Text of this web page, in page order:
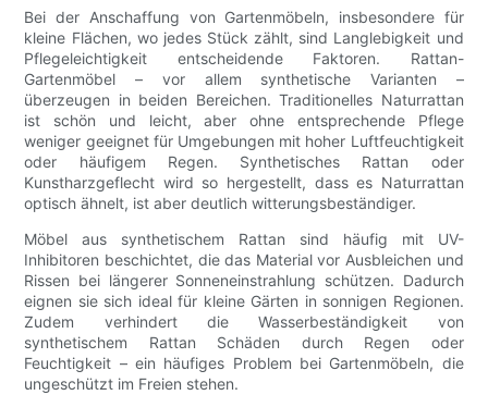
Bei der Anschaffung von Gartenmöbeln, insbesondere für
kleine Flächen, wo jedes Stück zählt, sind Langlebigkeit und
Pflegeleichtigkeit entscheidende Faktoren. Rattan-
Gartenmöbel – vor allem synthetische Varianten –
überzeugen in beiden Bereichen. Traditionelles Naturrattan
ist schön und leicht, aber ohne entsprechende Pflege
weniger geeignet für Umgebungen mit hoher Luftfeuchtigkeit
oder häufigem Regen. Synthetisches Rattan oder
Kunstharzgeflecht wird so hergestellt, dass es Naturrattan
optisch ähnelt, ist aber deutlich witterungsbeständiger.
Möbel aus synthetischem Rattan sind häufig mit UV-
Inhibitoren beschichtet, die das Material vor Ausbleichen und
Rissen bei längerer Sonneneinstrahlung schützen. Dadurch
eignen sie sich ideal für kleine Gärten in sonnigen Regionen.
Zudem verhindert die Wasserbeständigkeit von
synthetischem Rattan Schäden durch Regen oder
Feuchtigkeit – ein häufiges Problem bei Gartenmöbeln, die
ungeschützt im Freien stehen.